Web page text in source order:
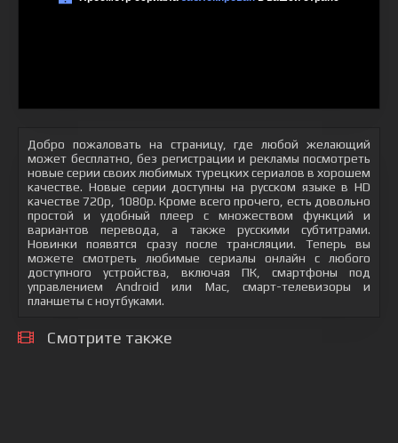
Добро пожаловать на страницу, где любой желающий
может бесплатно, без регистрации и рекламы посмотреть
новые серии своих любимых турецких сериалов в хорошем
качестве. Новые серии доступны на русском языке в HD
качестве 720p, 1080p. Кроме всего прочего, есть довольно
простой и удобный плеер с множеством функций и
вариантов перевода, а также русскими субтитрами.
Новинки появятся сразу после трансляции. Теперь вы
можете смотреть любимые сериалы онлайн с любого
доступного устройства, включая ПК, смартфоны под
управлением Android или Mac, смарт-телевизоры и
планшеты с ноутбуками.
Смотрите также